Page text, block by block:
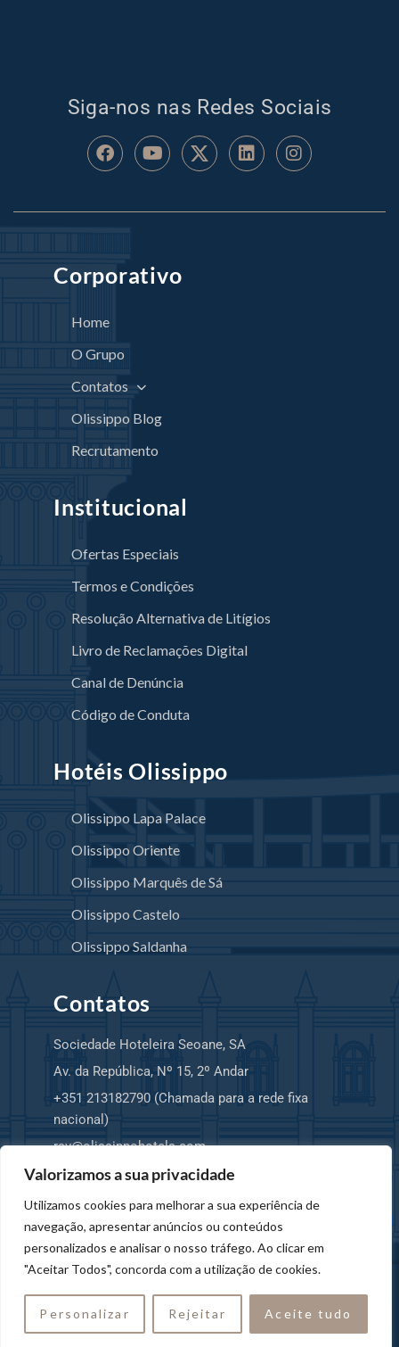
Valorizamos a sua privacidade
Utilizamos cookies para melhorar a sua experiência de
navegação, apresentar anúncios ou conteúdos
personalizados e analisar o nosso tráfego. Ao clicar em
"Aceitar Todos", concorda com a utilização de cookies.
Personalizar Rejeitar Aceite tudo
Siga-nos nas Redes Sociais
Corporativo
Home
O Grupo
Contatos
Olissippo Blog
Recrutamento
Institucional
Ofertas Especiais
Termos e Condições
Resolução Alternativa de Litígios
Livro de Reclamações Digital
Canal de Denúncia
Código de Conduta
Hotéis Olissippo
Olissippo Lapa Palace
Olissippo Oriente
Olissippo Marquês de Sá
Olissippo Castelo
Olissippo Saldanha
Contatos
Sociedade Hoteleira Seoane, SA
Av. da República, Nº 15, 2º Andar
+351 213182790 (Chamada para a rede fixa
nacional)
rsv@olissippohotels.com
HOTELS. Todos os direitos reservados.
can I help you?